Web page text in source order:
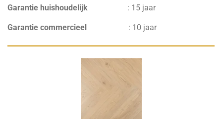
Garantie huishoudelijk : 15 jaar
Garantie commercieel : 10 jaar